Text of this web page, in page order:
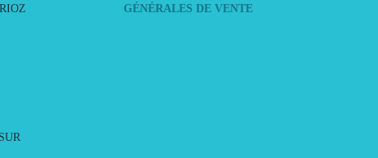
GÉNÉRALES DE VENTE